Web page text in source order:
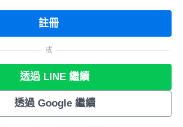
註冊
或
透過 LINE 繼續
透過 Google 繼續